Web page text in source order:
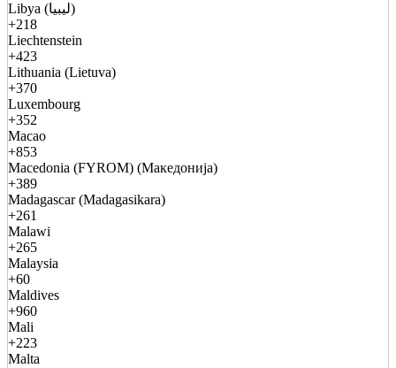
Libya (ليبيا)
+218
Liechtenstein
+423
Lithuania (Lietuva)
+370
Luxembourg
+352
Macao
+853
Macedonia (FYROM) (Македонија)
+389
Madagascar (Madagasikara)
+261
Malawi
+265
Malaysia
+60
Maldives
+960
Mali
+223
Malta